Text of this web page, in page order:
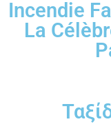
Incendie
La